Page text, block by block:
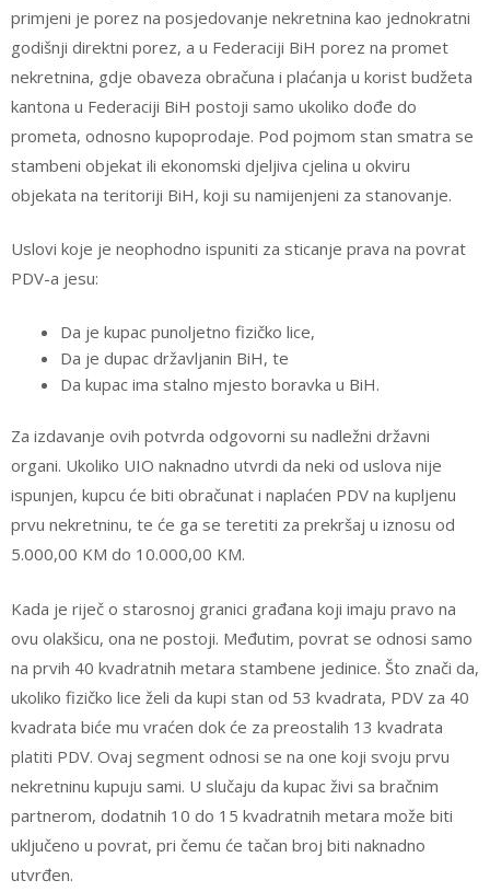
primjeni je porez na posjedovanje nekretnina kao jednokratni
godišnji direktni porez, a u Federaciji BiH porez na promet
nekretnina, gdje obaveza obračuna i plaćanja u korist budžeta
kantona u Federaciji BiH postoji samo ukoliko dođe do
prometa, odnosno kupoprodaje. Pod pojmom stan smatra se
stambeni objekat ili ekonomski djeljiva cjelina u okviru
objekata na teritoriji BiH, koji su namijenjeni za stanovanje.
Uslovi koje je neophodno ispuniti za sticanje prava na povrat
PDV-a jesu:
Da je kupac punoljetno fizičko lice,
Da je dupac državljanin BiH, te
Da kupac ima stalno mjesto boravka u BiH.
Za izdavanje ovih potvrda odgovorni su nadležni državni
organi. Ukoliko UIO naknadno utvrdi da neki od uslova nije
ispunjen, kupcu će biti obračunat i naplaćen PDV na kupljenu
prvu nekretninu, te će ga se teretiti za prekršaj u iznosu od
5.000,00 KM do 10.000,00 KM.
Kada je riječ o starosnoj granici građana koji imaju pravo na
ovu olakšicu, ona ne postoji. Međutim, povrat se odnosi samo
na prvih 40 kvadratnih metara stambene jedinice. Što znači da,
ukoliko fizičko lice želi da kupi stan od 53 kvadrata, PDV za 40
kvadrata biće mu vraćen dok će za preostalih 13 kvadrata
platiti PDV. Ovaj segment odnosi se na one koji svoju prvu
nekretninu kupuju sami. U slučaju da kupac živi sa bračnim
partnerom, dodatnih 10 do 15 kvadratnih metara može biti
uključeno u povrat, pri čemu će tačan broj biti naknadno
utvrđen. ​